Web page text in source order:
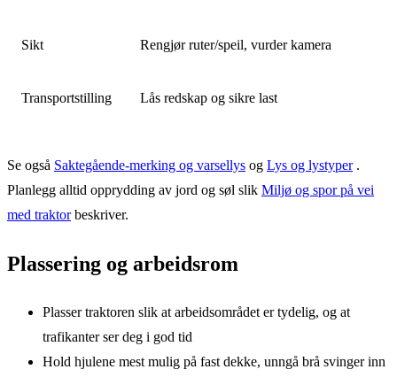
Sikt Rengjør ruter/speil, vurder kamera
Transportstilling Lås redskap og sikre last
Se også Saktegående-merking og varsellys og Lys og lystyper.
Planlegg alltid opprydding av jord og søl slik Miljø og spor på vei
med traktorbeskriver.
Plassering og arbeidsrom
Plasser traktoren slik at arbeidsområdet er tydelig, og at
trafikanter ser deg i god tid
Hold hjulene mest mulig på fast dekke, unngå brå svinger inn